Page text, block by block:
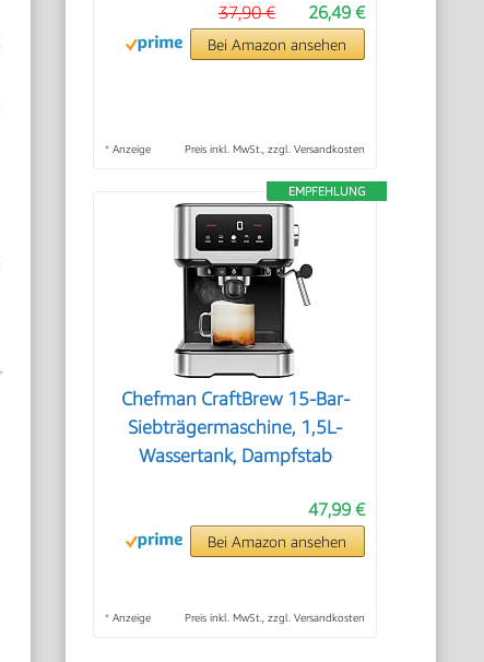
26,49 €
37,90 €
Bei Amazon ansehen
* Anzeige Preis inkl. MwSt., zzgl. Versandkosten
EMPFEHLUNG
Chefman CraftBrew 15-Bar-
Siebträgermaschine, 1,5L-
Wassertank, Dampfstab
47,99 €
Bei Amazon ansehen
* Anzeige Preis inkl. MwSt., zzgl. Versandkosten